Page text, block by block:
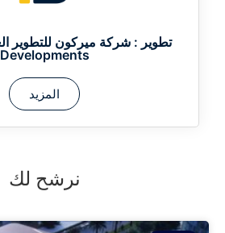
تطوير :
Developments
المزيد
نرشح لك